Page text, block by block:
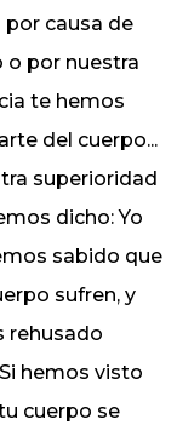
por causa de
o por nuestra
te hemos
del cuerpo...
superioridad
dicho: Yo
sabido que
sufren, y
rehusado
hemos visto
cuerpo se